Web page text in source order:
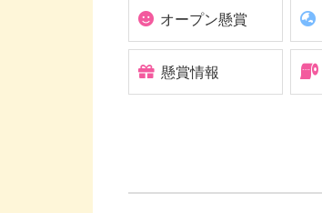
オープン懸賞
懸賞情報